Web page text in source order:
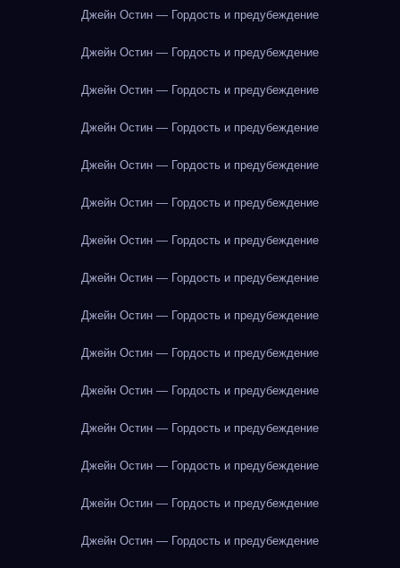
Джейн Остин — Гордость и предубеждение
Джейн Остин — Гордость и предубеждение
Джейн Остин — Гордость и предубеждение
Джейн Остин — Гордость и предубеждение
Джейн Остин — Гордость и предубеждение
Джейн Остин — Гордость и предубеждение
Джейн Остин — Гордость и предубеждение
Джейн Остин — Гордость и предубеждение
Джейн Остин — Гордость и предубеждение
Джейн Остин — Гордость и предубеждение
Джейн Остин — Гордость и предубеждение
Джейн Остин — Гордость и предубеждение
Джейн Остин — Гордость и предубеждение
Джейн Остин — Гордость и предубеждение
Джейн Остин — Гордость и предубеждение